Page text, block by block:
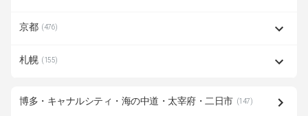
京都 (476)
札幌 (155)
博多・キャナルシティ・海の中道・太宰府・二日市 (147)